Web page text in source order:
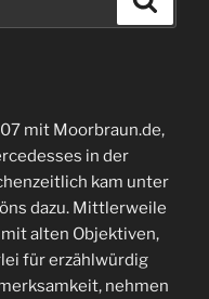
mit Moorbraun.de,
in der
kam unter
dazu. Mittlerweile
alten Objektiven,
für erzählwürdig
nehmen